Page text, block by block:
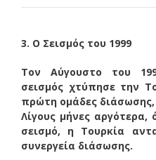
3. Ο Σεισμός του 1999
Τον Αύγουστο του
σεισμός χτύπησε την
πρώτη ομάδες
Λίγους μήνες
σεισμό, η Τουρκία
συνεργεία διάσωσης.